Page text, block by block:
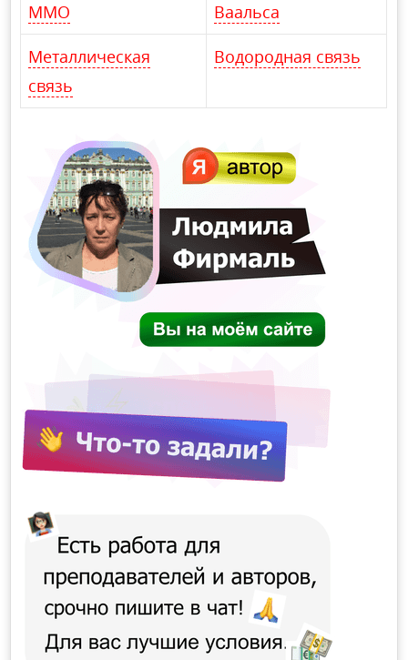
ММО
Ваальса
Металлическая
связь
Водородная связь